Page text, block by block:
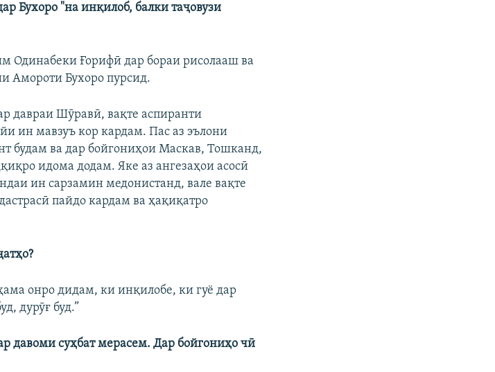
Бухоро "на инқилоб, балки таҷовузи
Одинабеки Ғорифӣ дар бораи рисолааш ва
Амороти Бухоро пурсид.
давраи Шӯравӣ, вақте аспиранти
ин мавзуъ кор кардам. Пас аз эълони
будам ва дар бойгониҳои Маскав, Тошканд,
идома додам. Яке аз ангезаҳои асосӣ
ин сарзамин медонистанд, вале вақте
пайдо кардам ва ҳақиқатро
онро дидам, ки инқилобе, ки гуё дар
дурӯғ буд.”
давоми суҳбат мерасем. Дар бойгониҳо чӣ